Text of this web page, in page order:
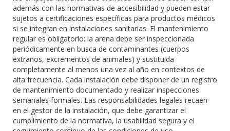
además con las normativas de accesibilidad y pueden estar
sujetos a certificaciones específicas para productos médicos
si se integran en instalaciones sanitarias. El mantenimiento
regular es obligatorio: la arena debe ser inspeccionada
periódicamente en busca de contaminantes (cuerpos
extraños, excrementos de animales) y sustituida
completamente al menos una vez al año en contextos de
alta frecuencia. Cada instalación debe disponer de un registro
de mantenimiento documentado y realizar inspecciones
semanales formales. Las responsabilidades legales recaen
en el gestor de la instalación, que debe garantizar el
cumplimiento de la normativa, la usabilidad segura y el